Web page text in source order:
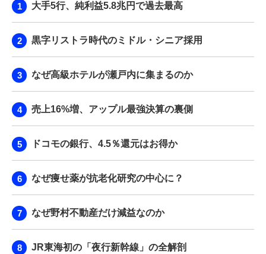
BPaaS JOURNAL
大手5行、純利益5.8兆円で過去最高
黒字リストラ時代のミドル・シニア採用
なぜ高級ホテルが瀬戸内に集まるのか
売上16%増、アップル最強決算の裏側
ドコモの銀行、4.5％還元はお得か
なぜ痩せ薬が抗老化研究の中心に？
なぜ野村不動産だけ減益なのか
JR東海初の「夜行新幹線」の全解剖